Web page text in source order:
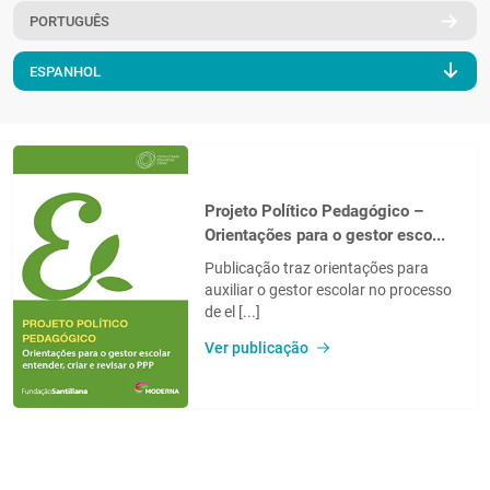
PT
PORTUGUÊS
ESPANHOL
Projeto Político Pedagógico –
Orientações para o gestor esco...
Publicação traz orientações para
auxiliar o gestor escolar no processo
de el [...]
Ver publicação